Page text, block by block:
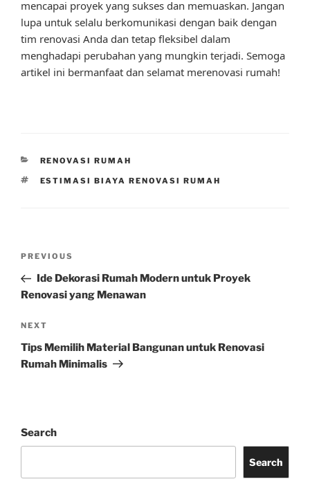
mencapai proyek yang sukses dan memuaskan. Jangan
lupa untuk selalu berkomunikasi dengan baik dengan
tim renovasi Anda dan tetap fleksibel dalam
menghadapi perubahan yang mungkin terjadi. Semoga
artikel ini bermanfaat dan selamat merenovasi rumah!
CATEGORIES
RENOVASI RUMAH
TAGS
ESTIMASI BIAYA RENOVASI RUMAH
Previous
Post
PREVIOUS
Ide Dekorasi Rumah Modern untuk Proyek
Renovasi yang Menawan
Next
Post
NEXT
Tips Memilih Material Bangunan untuk Renovasi
Rumah Minimalis
Search
Search